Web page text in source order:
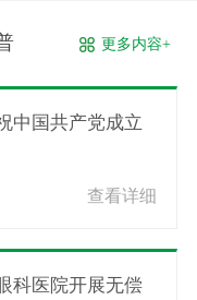
更多内容+
查看详细
科医院开展无偿